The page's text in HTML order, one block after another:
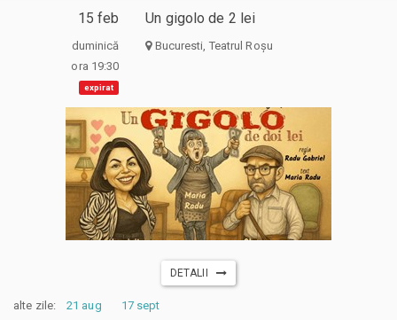
15 feb
duminică
ora 19:30
expirat
Un gigolo de 2 lei
Bucuresti, Teatrul Roșu
DETALII
alte zile: 21 aug 17 sept